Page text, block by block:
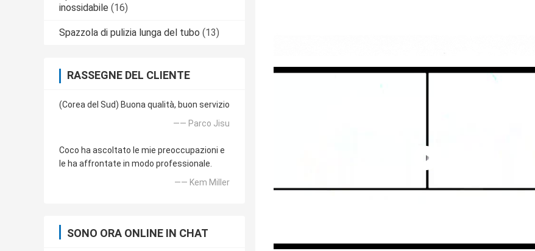
inossidabile (16)
Spazzola di pulizia lunga del tubo (13)
RASSEGNE DEL CLIENTE
(Corea del Sud) Buona qualità, buon servizio
—— Parco Jisu
Coco ha ascoltato le mie preoccupazioni e
le ha affrontate in modo professionale.
—— Kem Miller
SONO ORA ONLINE IN CHAT